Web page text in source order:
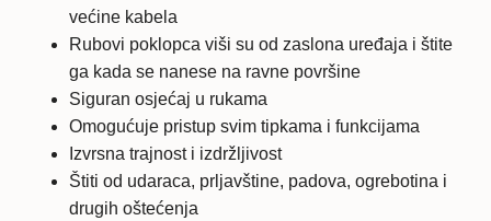
većine kabela
Rubovi poklopca viši su od zaslona uređaja i štite
ga kada se nanese na ravne površine
Siguran osjećaj u rukama
Omogućuje pristup svim tipkama i funkcijama
Izvrsna trajnost i izdržljivost
Štiti od udaraca, prljavštine, padova, ogrebotina i
drugih oštećenja